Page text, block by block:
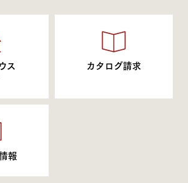
ス
カタログ請求
報